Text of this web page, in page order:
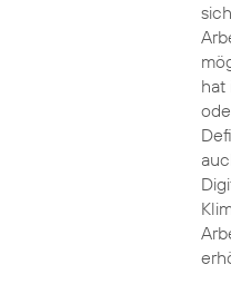
hat